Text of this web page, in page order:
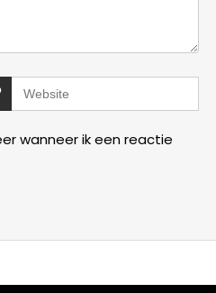
wanneer ik een reactie